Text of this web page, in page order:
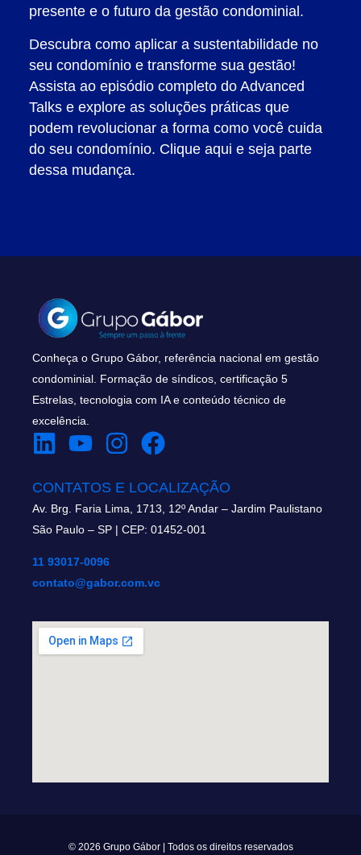
presente e o futuro da gestão condominial.
Descubra como aplicar a sustentabilidade no
seu condomínio e transforme sua gestão!
Assista ao episódio completo do Advanced
Talks e explore as soluções práticas que
podem revolucionar a forma como você cuida
do seu condomínio. Clique aqui e seja parte
dessa mudança.
Conheça o Grupo Gábor, referência nacional em gestão
condominial. Formação de síndicos, certificação 5
Estrelas, tecnologia com IA e conteúdo técnico de
excelência.
CONTATOS E LOCALIZAÇÃO
Av. Brg. Faria Lima, 1713, 12º Andar – Jardim Paulistano
São Paulo – SP | CEP: 01452-001
11 93017-0096
contato@gabor.com.vc
© 2026 Grupo Gábor | Todos os direitos reservados